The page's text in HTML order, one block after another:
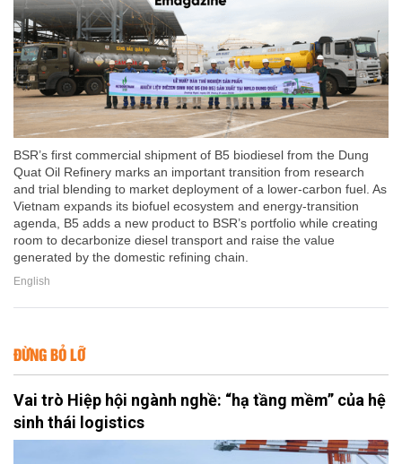
BSR’s first commercial shipment of B5 biodiesel from the Dung
Quat Oil Refinery marks an important transition from research
and trial blending to market deployment of a lower-carbon fuel. As
Vietnam expands its biofuel ecosystem and energy-transition
agenda, B5 adds a new product to BSR’s portfolio while creating
room to decarbonize diesel transport and raise the value
generated by the domestic refining chain.
English
ĐỪNG BỎ LỠ
Vai trò Hiệp hội ngành nghề: “hạ tầng mềm” của hệ
sinh thái logistics